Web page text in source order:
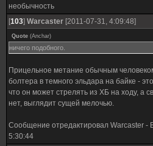
необычность
[103] Warcaster [2011-07-31, 4:09:48]
Quote (Anchar)
ничего подобного.
Прицельное метание обычным
болтера в темного эльдара на байке -
что он может стрелять из ХБ на ходу, а
нет, выглядит сущей мелочью.
Сообщение отредактировал Warcaster -
5:30:44